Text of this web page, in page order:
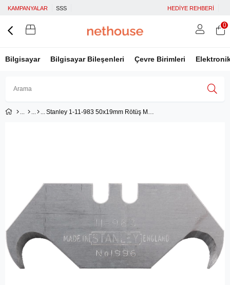
KAMPANYALAR SSS HEDİYE REHBERİ
Bilgisayar Bilgisayar Bileşenleri Çevre Birimleri
Üye Girişi Facebook İle Bağlan
0
Stanley 1-11-983 50x19mm Rötüş Maket Bıçağı Yedeği